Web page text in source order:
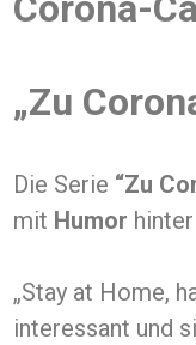
„Zu
Die Serie “Zu
mit Humor
„Stay at Home,
interessant und